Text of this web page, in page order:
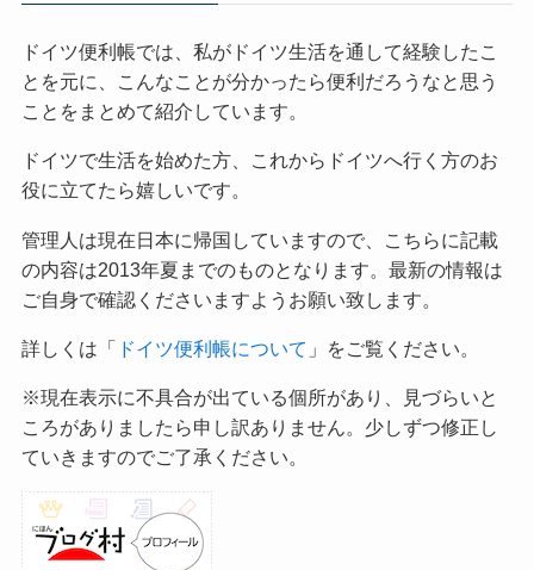
ドイツ便利帳では、私がドイツ生活を通して経験したこ
とを元に、こんなことが分かったら便利だろうなと思う
ことをまとめて紹介しています。
ドイツで生活を始めた方、これからドイツへ行く方のお
役に立てたら嬉しいです。
管理人は現在日本に帰国していますので、こちらに記載
の内容は2013年夏までのものとなります。最新の情報は
ご自身で確認くださいますようお願い致します。
詳しくは「 ドイツ便利帳について 」をご覧ください。
※現在表示に不具合が出ている個所があり、見づらいと
ころがありましたら申し訳ありません。少しずつ修正し
ていきますのでご了承ください。